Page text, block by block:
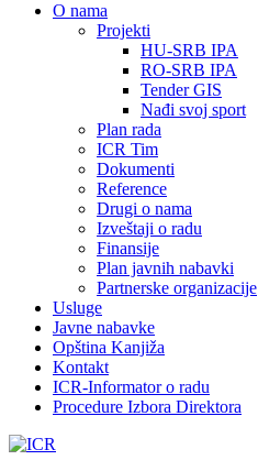
О nama
Projekti
HU-SRB IPA
RO-SRB IPA
Tender GIS
Nađi svoj sport
Plan rada
ICR Tim
Dokumenti
Reference
Drugi o nama
Izveštaji o radu
Finansije
Plan javnih nabavki
Partnerske organizacije
Usluge
Javne nabavke
Opština Kanjiža
Kontakt
ICR-Informator o radu
Procedure Izbora Direktora